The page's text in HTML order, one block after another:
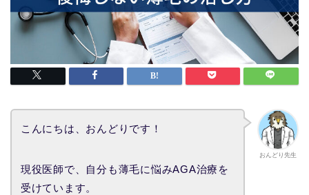
おんどり先生
こんにちは、おんどりです！
現役医師で、自分も薄毛に悩みAGA治療を
受けています。